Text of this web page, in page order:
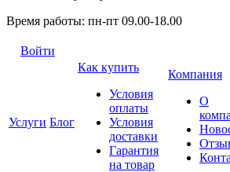
Время работы: пн-пт 09.00-18.00
Войти
Услуги Блог
Как купить
Условия
оплаты
Условия
доставки
Гарантия
на товар
Компания
О